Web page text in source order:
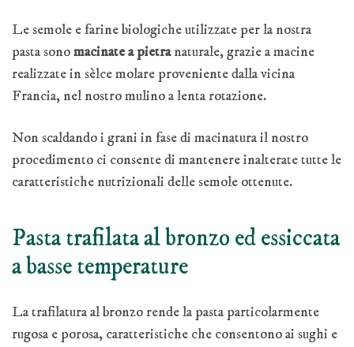
Le semole e farine biologiche utilizzate per la nostra
pasta sonomacinate a pietranaturale, grazie a macine
realizzate in sèlce molare proveniente dalla vicina
Francia, nel nostro mulino a lenta rotazione.
Non scaldando i grani in fase di macinatura il nostro
procedimento ci consente di mantenere inalterate tutte le
caratteristiche nutrizionali delle semole ottenute.
Pasta trafilata al bronzo ed essiccata
a basse temperature
La trafilatura al bronzo rende la pasta particolarmente
rugosa e porosa, caratteristiche che consentono ai sughi e